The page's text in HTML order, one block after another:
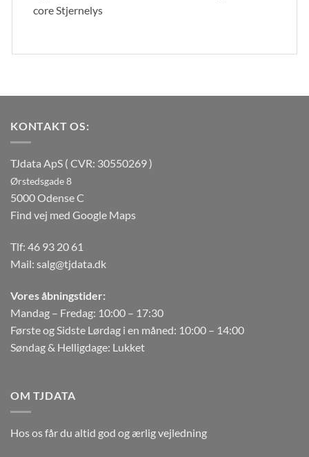
core Stjernelys
KONTAKT OS:
TJdata ApS ( CVR: 30550269 )
Ørstedsgade 8
5000 Odense C
Find vej med Google Maps
Tlf: 46 93 20 61
Mail: salg@tjdata.dk
Vores åbningstider:
Mandag – Fredag: 10:00 – 17:30
Første og Sidste Lørdag i en måned: 10:00 – 14:00
Søndag & Helligdage: Lukket
OM TJDATA
Hos os får du altid god og ærlig vejledning